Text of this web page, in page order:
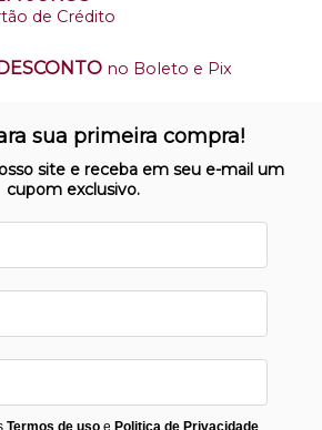
de Crédito
no Boleto e Pix
opera em ambiente
sua primeira compra!
site e receba em seu e-mail um
cupom exclusivo.